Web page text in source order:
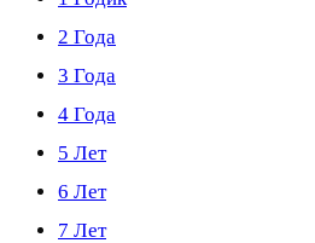
2 Года
3 Года
4 Года
5 Лет
6 Лет
7 Лет